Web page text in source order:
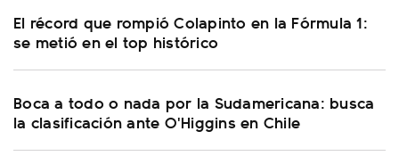
El récord que rompió Colapinto en la Fórmula 1:
se metió en el top histórico
Boca a todo o nada por la Sudamericana: busca
la clasificación ante O'Higgins en Chile